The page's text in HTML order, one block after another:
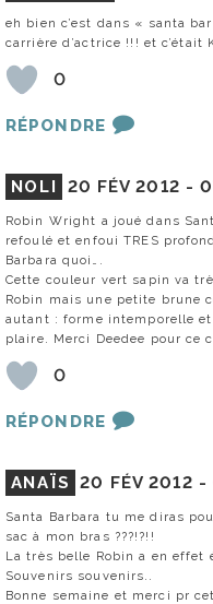
eh bien c’est dans « santa
carrière d’actrice !!! et
0
RÉPONDRE
NOLI 20 FÉV 2012 -
Robin Wright a joué dans
refoulé et enfoui TRES
Barbara quoi….
Cette couleur vert sapin va
Robin mais une petite brune
autant : forme intemporelle
plaire. Merci Deedee pour ce
0
RÉPONDRE
ANAÏS 20 FÉV 2012 -
Santa Barbara tu me diras
sac à mon bras ???!?!!
La très belle Robin a en effet
Souvenirs souvenirs..
Bonne semaine et merci pr